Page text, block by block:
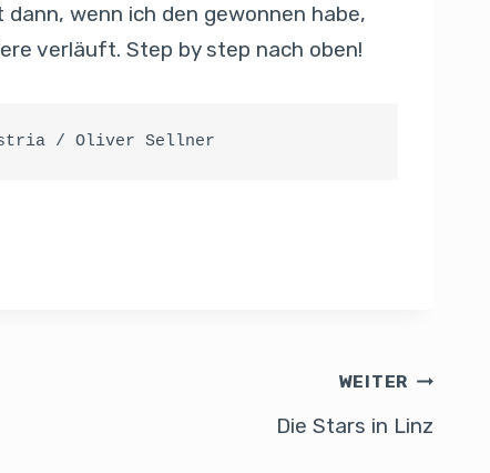
wenn ich den gewonnen habe,
verläuft. Step by step nach oben!
/ Oliver Sellner
WEITER
Die Stars in Linz